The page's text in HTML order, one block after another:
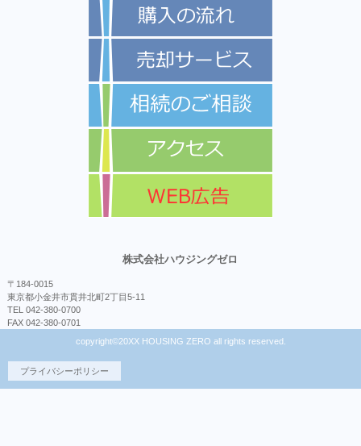
株式会社ハウジングゼロ
〒184-0015
東京都小金井市貫井北町2丁目5-11
TEL 042-380-0700
FAX 042-380-0701
copyright©20XX HOUSING ZERO all rights reserved.
プライバシーポリシー